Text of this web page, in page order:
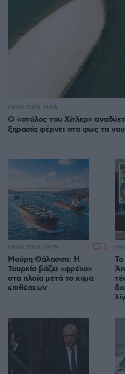
Ο «στόλος του Χίτλερ»
ξηρασία φέρνει στο φως τα
09.08.2026, 11:06
Μαύρη Θάλασσα: Η
Τουρκία βάζει «φρένο»
στα πλοία μετά το κύμα
επιθέσεων
09.08.2026, 09:19 5
Το